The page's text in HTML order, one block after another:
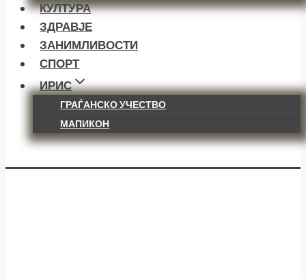
КУЛТУРА
ЗДРАВЈЕ
ЗАНИМЛИВОСТИ
СПОРТ
ИРИС
ГРАЃАНСКО УЧЕСТВО
МАПИКОН